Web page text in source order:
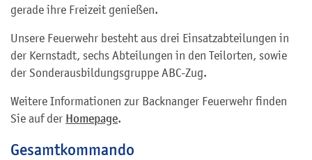
gerade ihre Freizeit genießen.
Unsere Feuerwehr besteht aus drei Einsatzabteilungen in
der Kernstadt, sechs Abteilungen in den Teilorten, sowie
der Sonderausbildungsgruppe ABC-Zug.
Weitere Informationen zur Backnanger Feuerwehr finden
Sie auf der Homepage.
Gesamtkommando